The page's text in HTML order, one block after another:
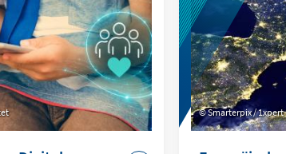
Smarterpix / 1xpert